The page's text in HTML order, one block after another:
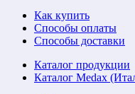
Как купить
Способы оплаты
Способы доставки
Каталог продукции
Каталог Medax